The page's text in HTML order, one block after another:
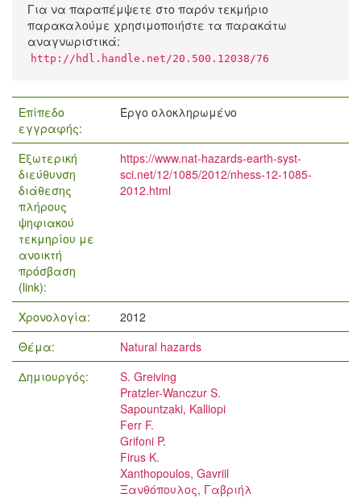
Για να παραπέμψετε στο παρόν τεκμήριο
παρακαλούμε χρησιμοποιήστε τα παρακάτω
αναγνωριστικά:
http://hdl.handle.net/20.500.12038/76
Επίπεδο
εγγραφής:
Έργο ολοκληρωμένο
Εξωτερική
διεύθυνση
διάθεσης
πλήρους
ψηφιακού
τεκμηρίου με
ανοικτή
πρόσβαση
(link):
https://www.nat-hazards-earth-syst-
sci.net/12/1085/2012/nhess-12-1085-
2012.html
Χρονολογία:
2012
Θέμα:
Natural hazards
Δημιουργός:
S. Greiving
Pratzler-Wanczur S.
Sapountzaki, Kalliopi
Ferr F.
Grifoni P.
Firus K.
Xanthopoulos, Gavriil
Ξανθόπουλος, Γαβριήλ